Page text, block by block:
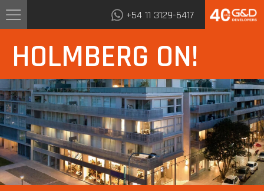
+54 11 3129-6417
HOLMBERG ON!